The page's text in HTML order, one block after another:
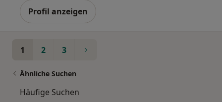
Profil anzeigen
1 2 3
Ähnliche Suchen
Häufige Suchen